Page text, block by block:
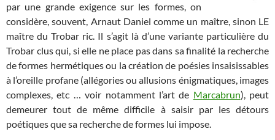
par une grande exigence sur les formes, on
considère, souvent, Arnaut Daniel comme un maître, sinon LE
maître du Trobar ric. Il s’agit là d’une variante particulière du
Trobar clus qui, si elle ne place pas dans sa finalité la recherche
de formes hermétiques ou la création de poésies insaisissables
à l’oreille profane (allégories ou allusions énigmatiques, images
complexes, etc … voir notamment l’art de Marcabrun), peut
demeurer tout de même difficile à saisir par les détours
poétiques que sa recherche de formes lui impose.